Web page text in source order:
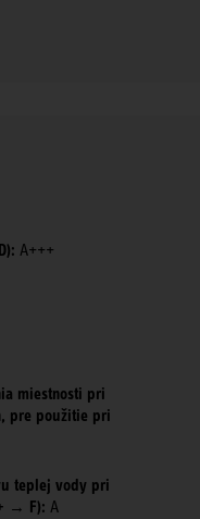
A+++
miestnosti pri
pre použitie pri
teplej vody pri
→ F): A